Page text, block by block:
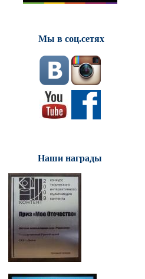
Мы в соц.сетях
Наши награды